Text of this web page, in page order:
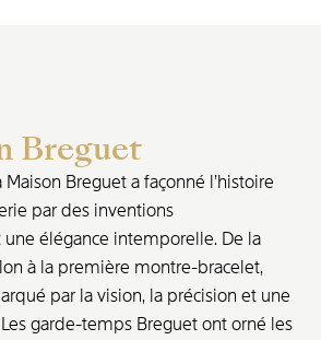
Breguet
Maison Breguet a façonné l’histoire
par des inventions
élégance intemporelle. De la
à la première montre-bracelet,
par la vision, la précision et une
garde-temps Breguet ont orné les